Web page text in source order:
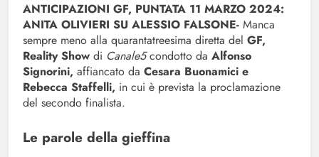
ANTICIPAZIONI GF, PUNTATA 11 MARZO 2024:
ANITA OLIVIERI SU ALESSIO FALSONE- Manca
sempre meno alla quarantatreesima diretta del GF,
Reality Show di Canale5condotto da Alfonso
Signorini, affiancato da Cesara Buonamici e
Rebecca Staffelli, in cui è prevista la proclamazione
del secondo finalista.
Le parole della gieffina